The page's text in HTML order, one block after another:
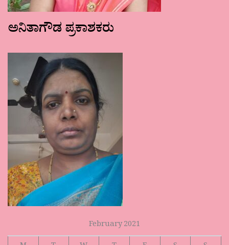
ಅನಿತಾಗೌಡ ಪ್ರಕಾಶಕರು
February 2021